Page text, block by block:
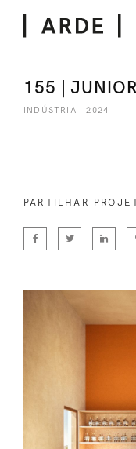
155 |
INDÚSTRIA | 2024
PARTILHAR